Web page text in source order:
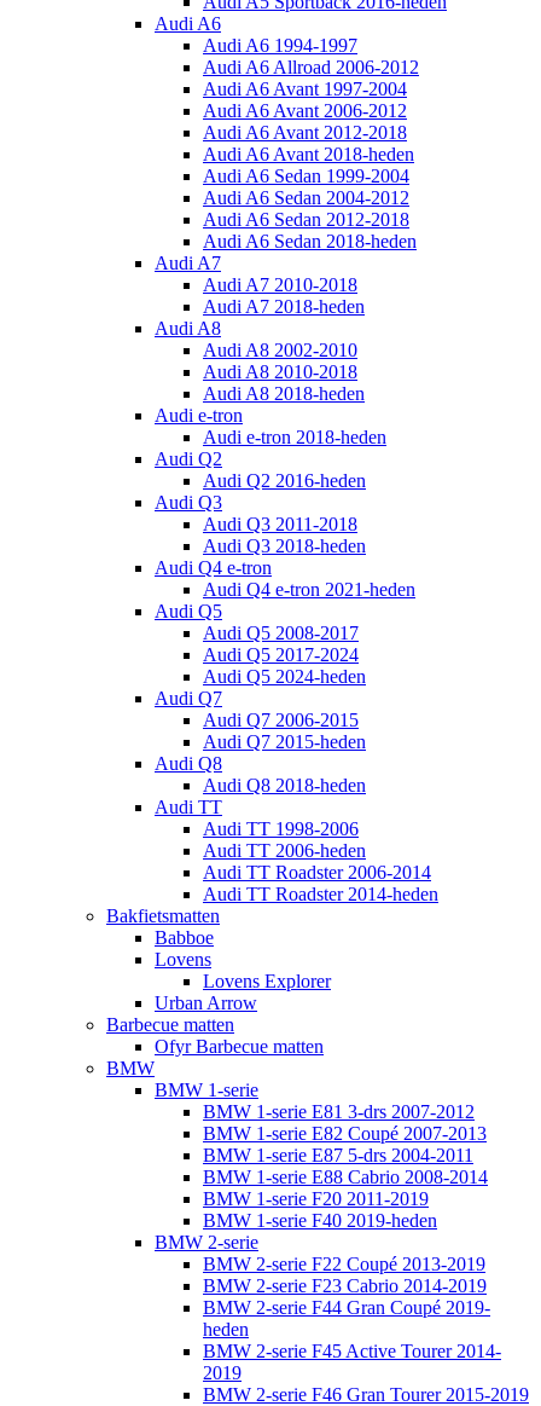
Audi A6
Audi A6 1994-1997
Audi A6 Allroad 2006-2012
Audi A6 Avant 1997-2004
Audi A6 Avant 2006-2012
Audi A6 Avant 2012-2018
Audi A6 Avant 2018-heden
Audi A6 Sedan 1999-2004
Audi A6 Sedan 2004-2012
Audi A6 Sedan 2012-2018
Audi A6 Sedan 2018-heden
Audi A7
Audi A7 2010-2018
Audi A7 2018-heden
Audi A8
Audi A8 2002-2010
Audi A8 2010-2018
Audi A8 2018-heden
Audi e-tron
Audi e-tron 2018-heden
Audi Q2
Audi Q2 2016-heden
Audi Q3
Audi Q3 2011-2018
Audi Q3 2018-heden
Audi Q4 e-tron
Audi Q4 e-tron 2021-heden
Audi Q5
Audi Q5 2008-2017
Audi Q5 2017-2024
Audi Q5 2024-heden
Audi Q7
Audi Q7 2006-2015
Audi Q7 2015-heden
Audi Q8
Audi Q8 2018-heden
Audi TT
Audi TT 1998-2006
Audi TT 2006-heden
Audi TT Roadster 2006-2014
Audi TT Roadster 2014-heden
Bakfietsmatten
Babboe
Lovens
Lovens Explorer
Urban Arrow
Barbecue matten
Ofyr Barbecue matten
BMW
BMW 1-serie
BMW 1-serie E81 3-drs 2007-2012
BMW 1-serie E82 Coupé 2007-2013
BMW 1-serie E87 5-drs 2004-2011
BMW 1-serie E88 Cabrio 2008-2014
BMW 1-serie F20 2011-2019
BMW 1-serie F40 2019-heden
BMW 2-serie
BMW 2-serie F22 Coupé 2013-2019
BMW 2-serie F23 Cabrio 2014-2019
BMW 2-serie F44 Gran Coupé 2019-
heden
BMW 2-serie F45 Active Tourer 2014-
2019
BMW 2-serie F46 Gran Tourer 2015-2019